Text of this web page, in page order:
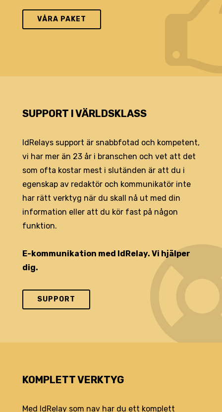
VÅRA PAKET
SUPPORT I VÄRLDSKLASS
IdRelays support är snabbfotad och kompetent,
vi har mer än 23 år i branschen och vet att det
som ofta kostar mest i slutänden är att du i
egenskap av redaktör och kommunikatör inte
har rätt verktyg när du skall nå ut med din
information eller att du kör fast på någon
funktion.
E-kommunikation med IdRelay. Vi hjälper
dig.
SUPPORT
KOMPLETT VERKTYG
Med IdRelay som nav har du ett komplett